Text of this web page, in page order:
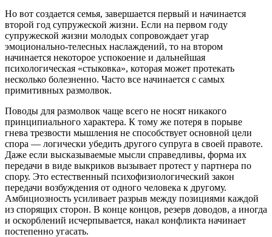
Но вот создается семья, завершается первый и начинается
второй год супружеской жизни. Если на первом году
супружеской жизни молодых сопровождает угар
эмоционально-телесных наслаждений, то на втором
начинается некоторое успокоение и дальнейшая
психологическая «стыковка», которая может протекать
несколько болезненно. Часто все начинается с самых
примитивных размолвок.
Поводы для размолвок чаще всего не носят никакого
принципиального характера. К тому же потеря в порыве
гнева трезвости мышления не способствует основной цели
спора — логически убедить другого супруга в своей правоте.
Даже если высказываемые мысли справедливы, форма их
передачи в виде выкриков вызывает протест у партнера по
спору. Это естественный психофизиологический закон
передачи возбуждения от одного человека к другому.
Амбициозность усиливает разрыв между позициями каждой
из спорящих сторон. В конце концов, резерв доводов, а иногда
и оскорблений исчерпывается, накал конфликта начинает
постепенно угасать.